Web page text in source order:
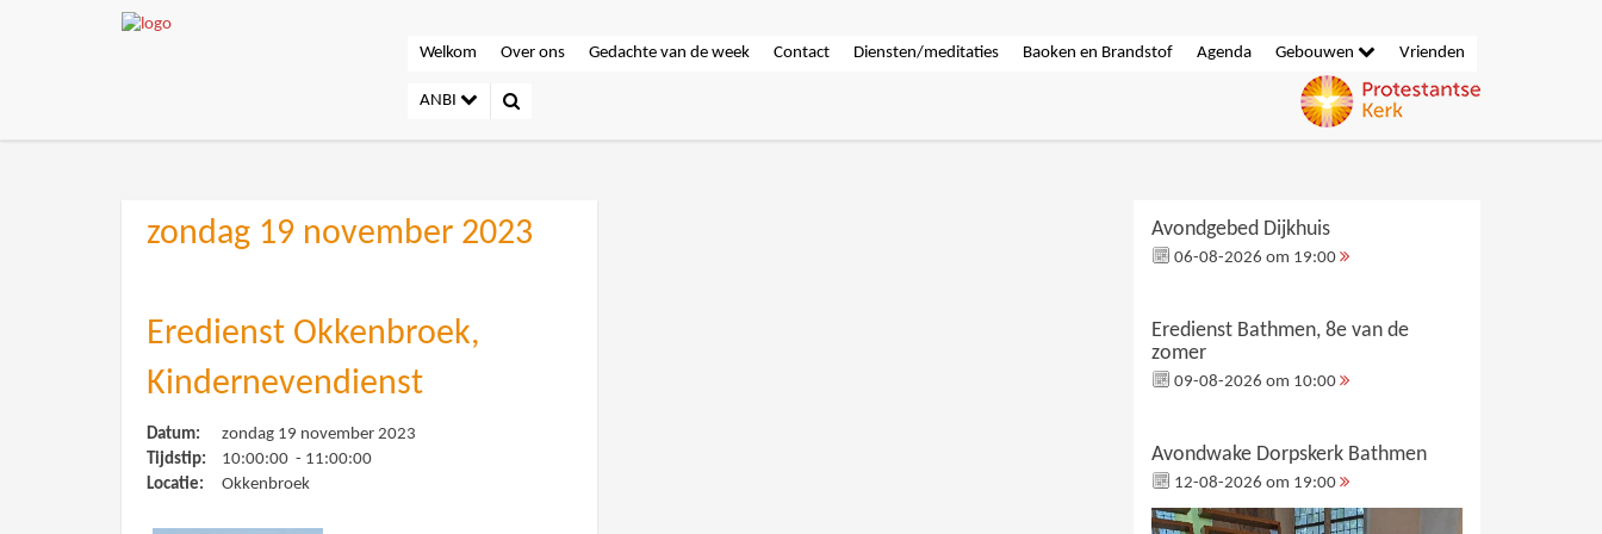
Welkom Over ons Gedachte van de week Contact Diensten/meditaties Baoken en Brandstof Agenda Gebouwen Vrienden
ANBI
zondag 19 november 2023
Eredienst Okkenbroek,
Kindernevendienst
Datum:
zondag 19 november 2023
Tijdstip:
10:00:00 - 11:00:00
Locatie:
Okkenbroek
Avondgebed Dijkhuis
06-08-2026 om 19:00
Eredienst Bathmen, 8e van de
zomer
09-08-2026 om 10:00
Avondwake Dorpskerk Bathmen
12-08-2026 om 19:00